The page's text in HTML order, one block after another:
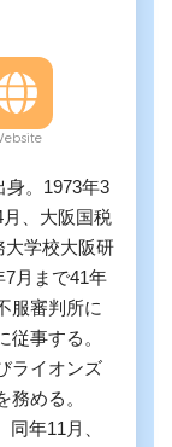
身。1973年3
、大阪国税
大学校大阪研
7月まで41年
服審判所に
事する。
ライオンズ
める。
年11月、